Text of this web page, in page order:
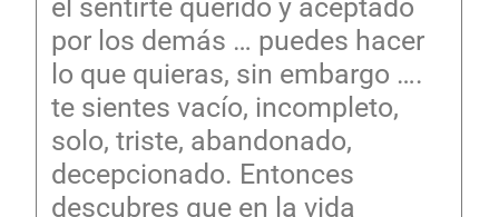
el sentirte querido y aceptado
por los demás … puedes hacer
lo que quieras, sin embargo ….
te sientes vacío, incompleto,
solo, triste, abandonado,
decepcionado. Entonces
descubres que en la vida